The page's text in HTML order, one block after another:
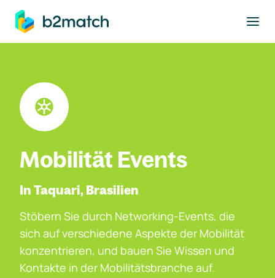
springen
Mobilität Events
In Taquari, Brasilien
Stöbern Sie durch Networking-Events, die
sich auf verschiedene Aspekte der Mobilität
konzentrieren, und bauen Sie Wissen und
Kontakte in der Mobilitätsbranche auf.